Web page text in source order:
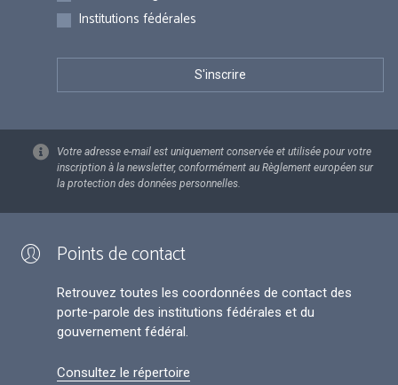
Institutions fédérales
Votre adresse e-mail est uniquement conservée et utilisée pour votre
inscription à la newsletter, conformément au Règlement européen sur
la protection des données personnelles.
Points de contact
Retrouvez toutes les coordonnées de contact des
porte-parole des institutions fédérales et du
gouvernement fédéral.
Consultez le répertoire